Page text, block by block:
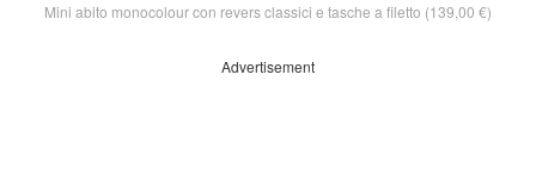
Mini abito monocolour con revers classici e tasche a filetto (139,00 €)
Advertisement